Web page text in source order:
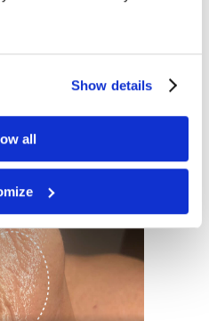
Show details
all
de la piel sin